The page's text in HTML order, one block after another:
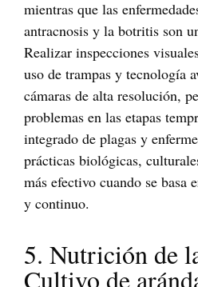
mientras que las
antracnosis y la botritis son
Realizar inspecciones
uso de trampas y tecnología
cámaras de alta resolución,
problemas en las etapas
integrado de plagas y
prácticas biológicas,
más efectivo cuando se basa
y continuo.
5. Nutrición de
Cultivo de